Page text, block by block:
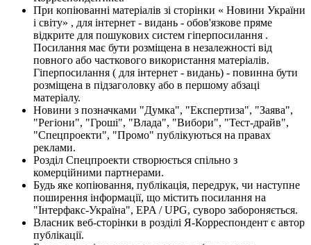
При копіюванні матеріалів зі сторінки « Новини України
і світу» , для інтернет - видань - обов'язкове пряме
відкрите для пошукових систем гіперпосилання .
Посилання має бути розміщена в незалежності від
повного або часткового використання матеріалів.
Гіперпосилання ( для інтернет - видань) - повинна бути
розміщена в підзаголовку або в першому абзаці
матеріалу.
Новини з позначками "Думка", "Експертиза", "Заява",
"Регіони", "Гроші", "Влада", "Вибори", "Тест-драйв",
"Спецпроекти", "Промо" публікуються на правах
реклами.
Розділ Спецпроекти створюється спільно з
комерційними партнерами.
Будь яке копіювання, публікація, передрук, чи наступне
поширення інформації, що містить посилання на
"Інтерфакс-Україна", EPA / UPG, суворо забороняється.
Власник веб-сторінки в розділі Я-Корреспондент є автор
публікації.